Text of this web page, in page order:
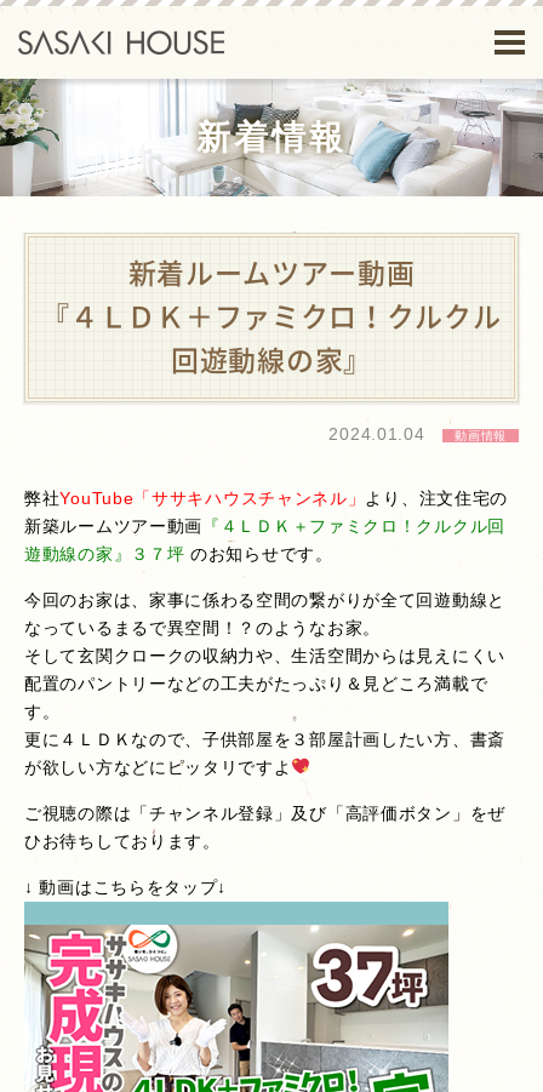
新着情報
新着ルームツアー動画
『４ＬＤＫ＋ファミクロ！クルクル
回遊動線の家』
2024.01.04 動画情報
弊社YouTube「ササキハウスチャンネル」 より、注文住宅の
新築ルームツアー動画 『４ＬＤＫ＋ファミクロ ！クルクル回
遊動線の家』３７坪のお知らせです。
今回のお家は、家事に係わる空間の繋がりが全て回遊動線と
なっているまるで異空間！？のようなお家。
そして玄関クロークの収納力や、生活空間からは見えにくい
配置のパントリーなどの工夫がたっぷり＆見どころ満載で
す。
更に４ＬＤＫなので、子供部屋を３部屋計画したい方、書斎
が欲しい方などにピッタリですよ
ご視聴の際は「チャンネル登録」及び「高評価ボタン」をぜ
ひお待ちしております。
↓ 動画はこちらをタップ↓